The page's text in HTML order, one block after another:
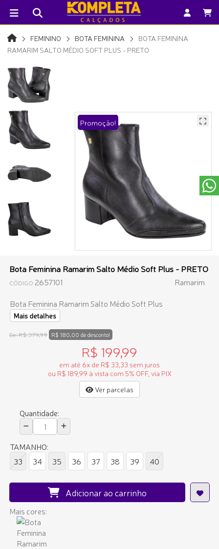
FEMININO BOTA FEMININA
BOTA FEMININA
RAMARIM SALTO MÉDIO SOFT PLUS - PRETO
Promoção!
Bota Feminina Ramarim Salto Médio Soft Plus - PRETO
CÓDIGO 2657101
Ramarim
Bota Feminina Ramarim Salto Médio Soft Plus
Mais detalhes
De:R$ 379,99 R$ 180,00 de desconto!
R$ 199,99
em até 6x de R$ 33,33 sem juros
ou R$ 189,99 à vista com 5% OFF, via PIX
Ver parcelas
Quantidade:
TAMANHO:
33
34 35 36 37 38 39 40
Adicionar ao carrinho
Mais cores: